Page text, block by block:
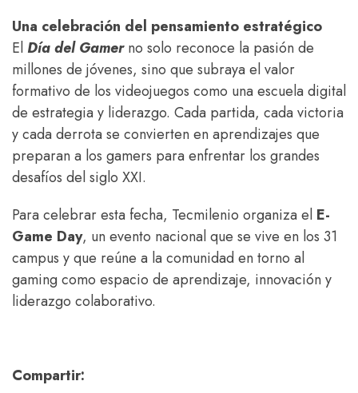
Una celebración del pensamiento estratégico
El Día del Gamerno solo reconoce la pasión de
millones de jóvenes, sino que subraya el valor
formativo de los videojuegos como una escuela digital
de estrategia y liderazgo. Cada partida, cada victoria
y cada derrota se convierten en aprendizajes que
preparan a los gamers para enfrentar los grandes
desafíos del siglo XXI.
Para celebrar esta fecha, Tecmilenio organiza el E-
Game Day, un evento nacional que se vive en los 31
campus y que reúne a la comunidad en torno al
gaming como espacio de aprendizaje, innovación y
liderazgo colaborativo.
Compartir: